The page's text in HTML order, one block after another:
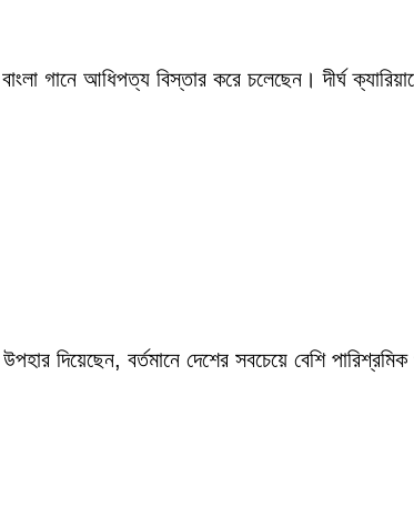
গানে আধিপত্য বিস্তার করে চলেছেন। দীর্ঘ
দিয়েছেন, বর্তমানে দেশের সবচেয়ে বেশি